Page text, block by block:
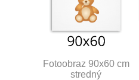
Fotoobraz 90x60 cm
stredný